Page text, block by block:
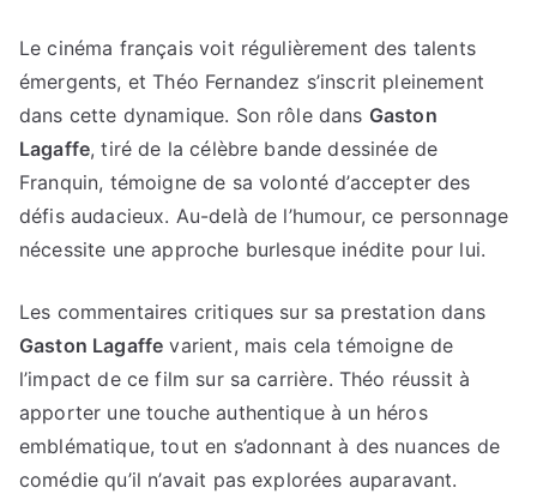
Le cinéma français voit régulièrement des talents
émergents, et Théo Fernandez s’inscrit pleinement
dans cette dynamique. Son rôle dans Gaston
Lagaffe, tiré de la célèbre bande dessinée de
Franquin, témoigne de sa volonté d’accepter des
défis audacieux. Au-delà de l’humour, ce personnage
nécessite une approche burlesque inédite pour lui.
Les commentaires critiques sur sa prestation dans
Gaston Lagaffe varient, mais cela témoigne de
l’impact de ce film sur sa carrière. Théo réussit à
apporter une touche authentique à un héros
emblématique, tout en s’adonnant à des nuances de
comédie qu’il n’avait pas explorées auparavant.